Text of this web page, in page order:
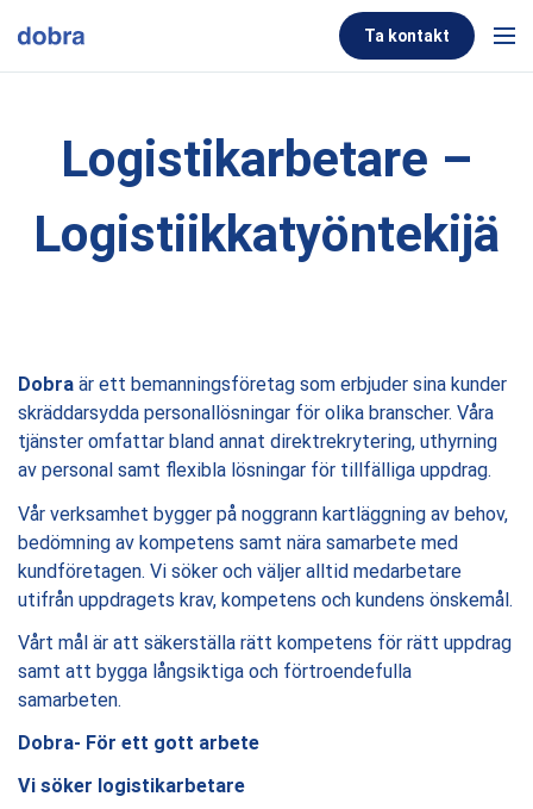
Ta kontakt
Logistikarbetare –
Logistiikkatyöntekijä
Dobra är ett bemanningsföretag som erbjuder sina kunder
skräddarsydda personallösningar för olika branscher. Våra
tjänster omfattar bland annat direktrekrytering, uthyrning
av personal samt flexibla lösningar för tillfälliga uppdrag.
Vår verksamhet bygger på noggrann kartläggning av behov,
bedömning av kompetens samt nära samarbete med
kundföretagen. Vi söker och väljer alltid medarbetare
utifrån uppdragets krav, kompetens och kundens önskemål.
Vårt mål är att säkerställa rätt kompetens för rätt uppdrag
samt att bygga långsiktiga och förtroendefulla
samarbeten.
Dobra- För ett gott arbete
Vi söker logistikarbetare